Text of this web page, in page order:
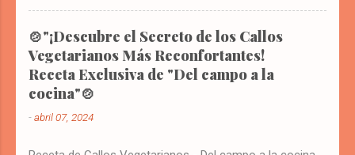
reunimos con familiares y amigos para
despedir lo viejo y dar la bienvenida a lo
nuevo. En esta ocasión tan especial, es
tradición disfrutar de una cena que no solo
deleite nuestros paladares, sino que también
año venidero. Este año, te invito a explorar
🍲"¡Descubre el Secreto de los Callos
Vegetarianos Más Reconfortantes!
Receta Exclusiva de "Del campo a la
cocina"🍲
-abril 07, 2024